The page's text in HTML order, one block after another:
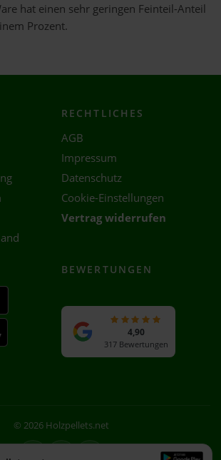
hat einen sehr geringen Feinteil-Anteil
Prozent.
RECHTLICHES
AGB
Impressum
Datenschutz
Cookie-Einstellungen
Vertrag widerrufen
BEWERTUNGEN
4,90
317 Bewertungen
© 2026 Holzpellets.net